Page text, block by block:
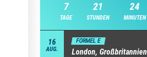
7
TAGE
21
STUNDEN
24
MINUTEN
16
AUG.
FORMEL E
London, Großbritannien